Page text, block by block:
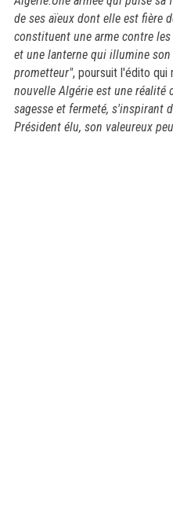
de ses aïeux dont elle est fière
constituent une arme contre
et une lanterne qui illumine
prometteur", poursuit l'édito qui
nouvelle Algérie est une réalité
sagesse et fermeté, s'inspirant
Président élu, son valeureux